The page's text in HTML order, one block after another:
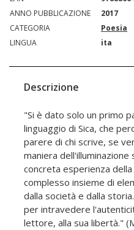
ANNO PUBBLICAZIONE
2017
CATEGORIA
Poesia
LINGUA
ita
Descrizione
"Si è dato solo un primo
linguaggio di Sica, che
parere di chi scrive, se
maniera dell'illuminazione
concreta esperienza
complesso insieme di
dalla società e dalla
per intravedere
lettore, alla sua libertà."